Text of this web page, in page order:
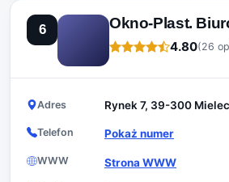
6 Okno-Plast.
4.80(26
Adres Rynek 7, 39-300 Mielec
Telefon Pokaż numer
WWW Strona WWW